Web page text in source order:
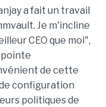
a fait un travail
Je m'incline
CEO que moi",
de cette
configuration
politiques de